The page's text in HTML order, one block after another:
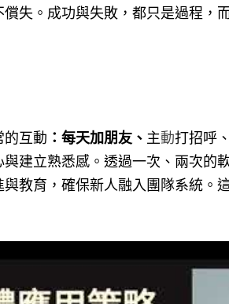
失。成功與失敗，都只是過程，
的互動 ：每天加朋友、 主動打招呼
建立熟悉感。透過一次、兩次的
教育，確保新人融入團隊系統。